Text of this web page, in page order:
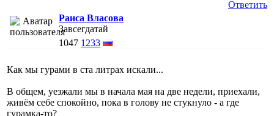
Ответить
Раиса Власова
Завсегдатай
1047 1233
Как мы гурами в ста литрах искали...
В общем, уезжали мы в начала мая на две недели, приехали,
живём себе спокойно, пока в голову не стукнуло - а где
гурамка-то?